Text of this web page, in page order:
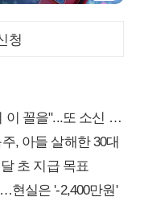
청
을"...또 소신 발언
, 아들 살해한 30대
초 지급 목표
현실은 '-2,400만원'